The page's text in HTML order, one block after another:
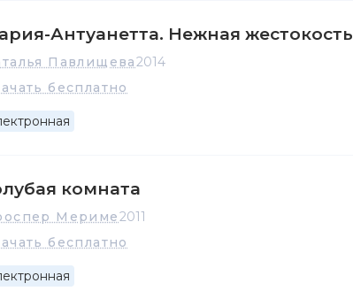
Антуанетта. Нежная жестокость
Павлищева2014
бесплатно
комната
Мериме2011
бесплатно